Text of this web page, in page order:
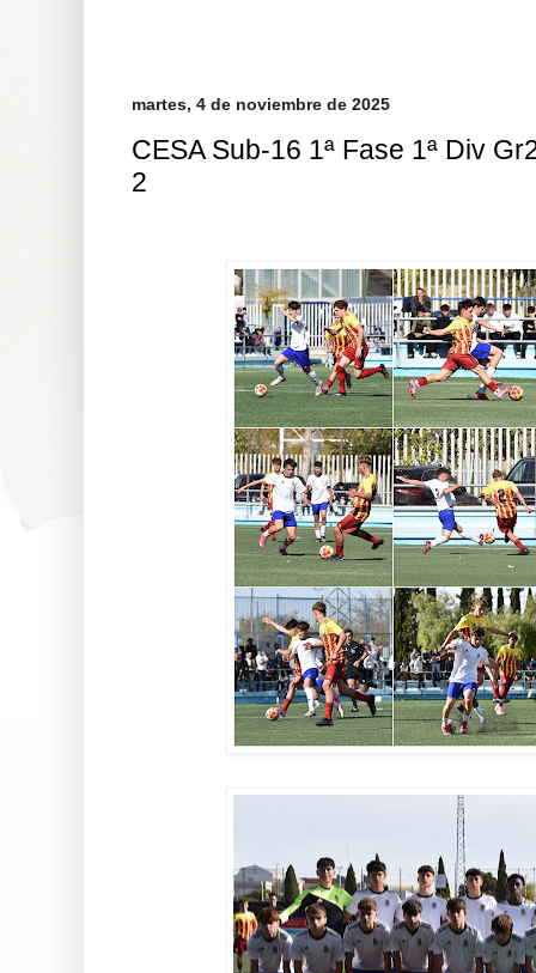
martes, 4 de noviembre de 2025
CESA Sub-16 1ª Fase 1ª Div
2